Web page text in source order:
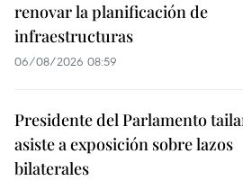
renovar la planificación de
infraestructuras
06/08/2026 08:59
Presidente del Parlamento
asiste a exposición sobre lazos
bilaterales